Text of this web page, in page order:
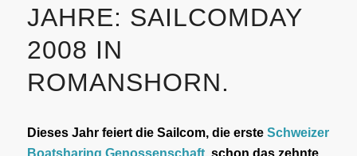
JAHRE: SAILCOMDAY
2008 IN
ROMANSHORN.
Dieses Jahr feiert die Sailcom, die erste Schweizer
Boatsharing Genossenschaft,schon das zehnte